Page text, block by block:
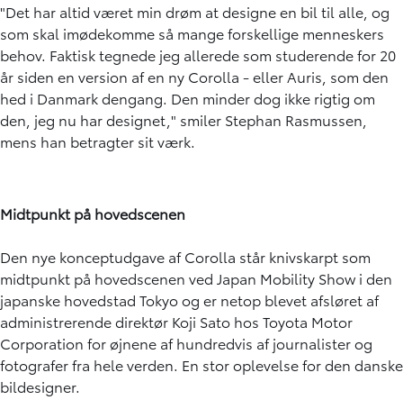
"Det har altid været min drøm at designe en bil til alle, og
som skal imødekomme så mange forskellige menneskers
behov. Faktisk tegnede jeg allerede som studerende for 20
år siden en version af en ny Corolla - eller Auris, som den
hed i Danmark dengang. Den minder dog ikke rigtig om
den, jeg nu har designet," smiler Stephan Rasmussen,
mens han betragter sit værk.
Midtpunkt på hovedscenen
Den nye konceptudgave af Corolla står knivskarpt som
midtpunkt på hovedscenen ved Japan Mobility Show i den
japanske hovedstad Tokyo og er netop blevet afsløret af
administrerende direktør Koji Sato hos Toyota Motor
Corporation for øjnene af hundredvis af journalister og
fotografer fra hele verden. En stor oplevelse for den danske
bildesigner.